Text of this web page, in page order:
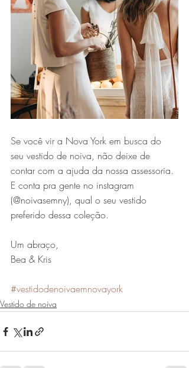
Se você vir a Nova York em busca do
seu vestido de noiva, não deixe de
contar com a ajuda da nossa assessoria.
E conta pra gente no instagram
(@noivasemny), qual o seu vestido
preferido dessa coleção.
Um abraço,
Bea & Kris
#vestidodenoivaemnovayork
Vestido de noiva